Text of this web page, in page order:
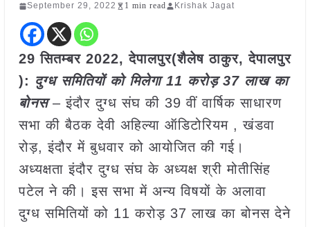
September 29, 2022 1 min read Krishak Jagat
29 सितम्बर 2022, देपालपुर(शैलेष ठाकुर, देपालपुर
): दुग्ध समितियों को मिलेगा 11 करोड़ 37 लाख का
बोनस– इंदौर दुग्ध संघ की 39 वीं वार्षिक साधारण
सभा की बैठक देवी अहिल्या ऑडिटोरियम , खंडवा
रोड़, इंदौर में बुधवार को आयोजित की गई।
अध्यक्षता इंदौर दुग्ध संघ के अध्यक्ष श्री मोतीसिंह
पटेल ने की। इस सभा में अन्य विषयों के अलावा
दुग्ध समितियों को 11 करोड़ 37 लाख का बोनस देने